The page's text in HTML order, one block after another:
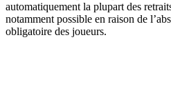
automatiquement la plupart des
notamment possible en raison de
obligatoire des joueurs.